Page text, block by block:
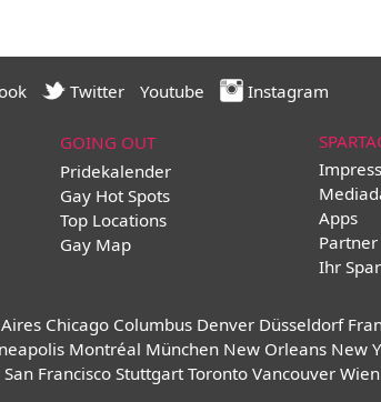
Twitter Youtube Instagram
GOING OUT
Pridekalender
Gay Hot Spots
Top Locations
Gay Map
Apps
Partner
Ihr
Chicago Columbus Denver Düsseldorf
Montréal München New Orleans New
San Francisco Stuttgart Toronto Vancouver Wien